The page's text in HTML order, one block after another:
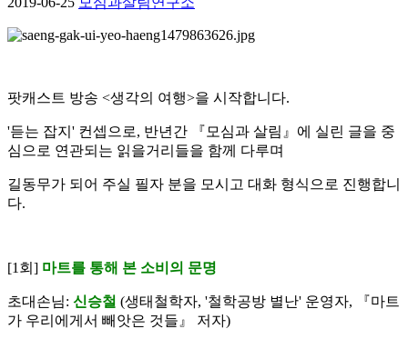
팟캐스트 방송 <생각의 여행>을 시작합니다.
'듣는 잡지' 컨셉으로, 반년간 『모심과 살림』에 실린 글을 중
심으로 연관되는 읽을거리들을 함께 다루며
길동무가 되어 주실 필자 분을 모시고 대화 형식으로 진행합니
다.
[1회] 마트를 통해 본 소비의 문명
초대손님: 신승철 (생태철학자, '철학공방 별난' 운영자, 『마트
가 우리에게서 빼앗은 것들』 저자)